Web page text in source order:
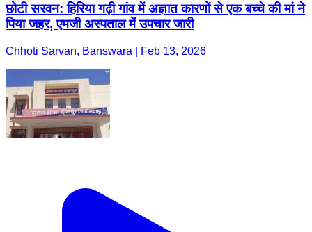
छोटी सरवन: हिरिया गढ़ी गांव में अज्ञात कारणों से एक बच्चे की मां ने
पिया जहर, एमजी अस्पताल में उपचार जारी
Chhoti Sarvan, Banswara | Feb 13, 2026